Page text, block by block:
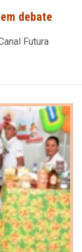
debate
Futura